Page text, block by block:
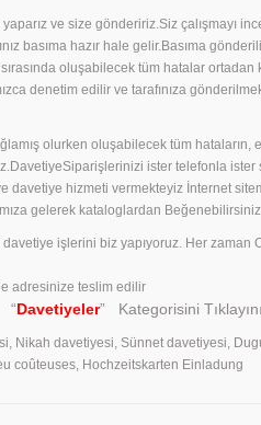
ve size göndeririz.Siz çalışmayı
basıma hazır hale gelir.Basıma
oluşabilecek tüm hatalar ortadan
denetim edilir ve tarafınıza
olurken oluşabilecek tüm hataların,
ister telefonla ister
davetiye hizmeti vermekteyiz İnternet
gelerek kataloglardan
davetiye işlerini biz yapıyoruz. Her
adresinize teslim edilir
“Davetiyeler” Kategorisini
Nikah davetiyesi, Sünnet davetiyesi,
coûteuses, Hochzeitskarten Einladung